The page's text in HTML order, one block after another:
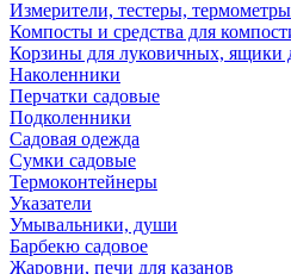
Измерители, тестеры, термометры
Компосты и средства для
Корзины для луковичных, ящики
Наколенники
Перчатки садовые
Подколенники
Садовая одежда
Сумки садовые
Термоконтейнеры
Указатели
Умывальники, души
Барбекю садовое
Жаровни, печи для казанов